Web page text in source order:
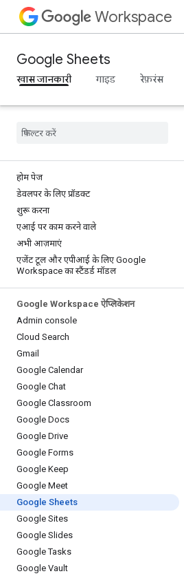
Workspace
Google Sheets
खास जानकारी गाइड रेफ़रंस
होम पेज
डेवलपर के लिए प्रॉडक्ट
शुरू करना
एआई पर काम करने वाले
अभी आज़माएं
एजेंट टूल और एपीआई के लिए Google
Workspace का स्टैंडर्ड मॉडल
Google Workspace ऐप्लिकेशन
Admin console
Cloud Search
Gmail
Google Calendar
Google Chat
Google Classroom
Google Docs
Google Drive
Google Forms
Google Keep
Google Meet
Google Sheets
Google Sites
Google Slides
Google Tasks
Google Vault